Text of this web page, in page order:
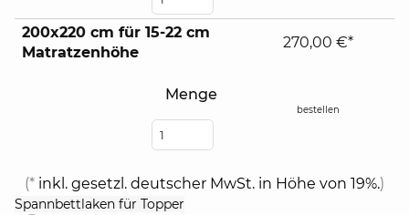
200x220 cm für 15-22 cm
Matratzenhöhe
Menge
270,00 €*
bestellen
(* inkl. gesetzl. deutscher MwSt. in Höhe von 19%.)
Spannbettlaken für Topper